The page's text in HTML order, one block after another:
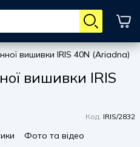
вишивки IRIS 40N (Ariadna)
вишивки IRIS
Код: IRIS/2832
Фото та відео